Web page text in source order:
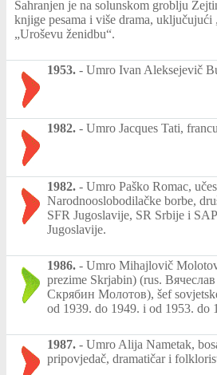
Sahranjen je na solunskom groblju
knjige pesama i više drama, uključujući
„Uroševu ženidbu“.
1953. - Umro Ivan Aleksejevič
1982. - Umro Jacques Tati,
1982. - Umro Paško Romac,
Narodnooslobodilačke borbe,
SFR Jugoslavije, SR Srbije i
Jugoslavije.
1986. - Umro Mihajlovič
prezime Skrjabin) (rus.
Скрябин Молотов), šef
od 1939. do 1949. i od 1953. do
1987. - Umro Alija Nametak,
pripovjedač, dramatičar i